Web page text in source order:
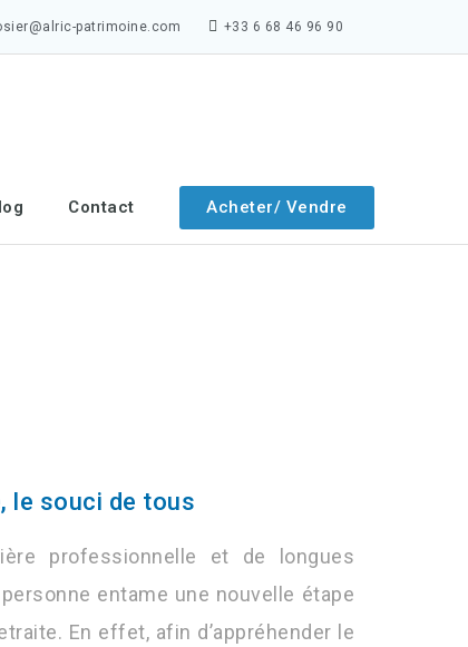
patrimoine.com +33 6 68 46 96 90
Contact Acheter/ Vendre
le souci de tous
professionnelle et de longues
entame une nouvelle étape
En effet, afin d’appréhender le